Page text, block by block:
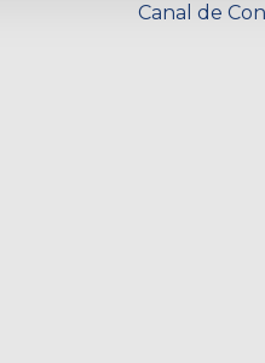
Canal de